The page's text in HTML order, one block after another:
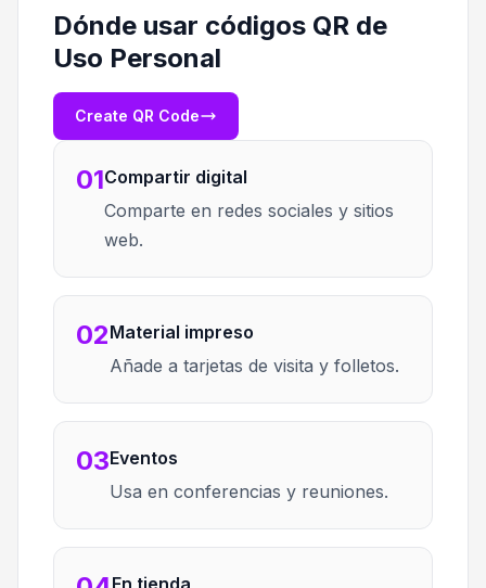
Dónde usar códigos QR de
Uso Personal
Create QR Code
01Compartir digital
Comparte en redes sociales y sitios
web.
02Material impreso
Añade a tarjetas de visita y folletos.
03Eventos
Usa en conferencias y reuniones.
En tienda